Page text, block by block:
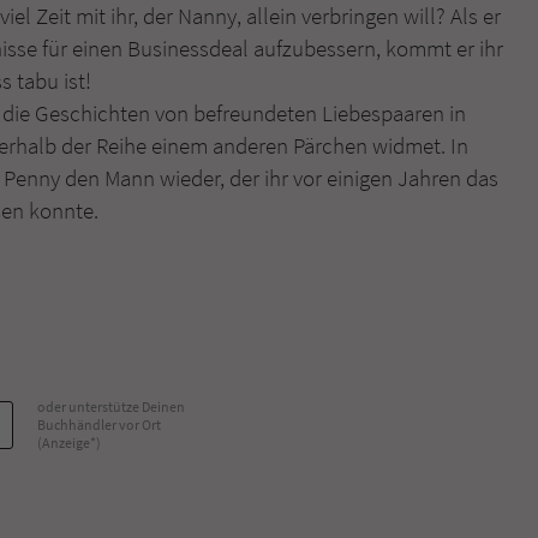
Zeit mit ihr, der Nanny, allein verbringen will? Als er
für einen Businessdeal aufzubessern, kommt er ihr
tabu ist!
Geschichten von befreundeten Liebespaaren in
der Reihe einem anderen Pärchen widmet. In
den Mann wieder, der ihr vor einigen Jahren das
konnte.
oder unterstütze Deinen
Buchhändler vor Ort
(Anzeige*)
Name tx_pwcomments_ahash
Anbieter Literatur-Couch Medien GmbH & Co. KG
Laufzeit 1 Jahr
Zweck
Laufzeit Session